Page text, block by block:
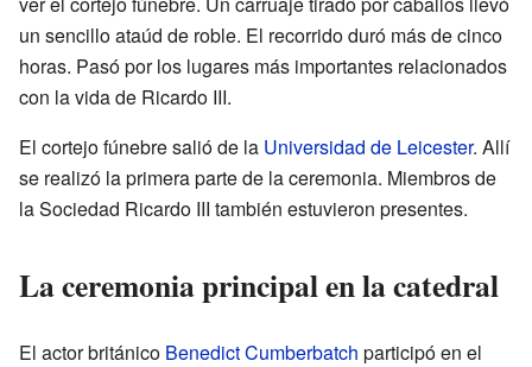
un sencillo ataúd de roble. El recorrido duró más de cinco
horas. Pasó por los lugares más importantes relacionados
con la vida de Ricardo III.
El cortejo fúnebre salió de la Universidad de Leicester. Allí
se realizó la primera parte de la ceremonia. Miembros de
la Sociedad Ricardo III también estuvieron presentes.
La ceremonia principal en la catedral
El actor británico Benedict Cumberbatch participó en el